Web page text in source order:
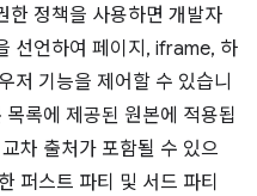
한 정책을 사용하면 개발자
선언하여 페이지, iframe, 하
저 기능을 제어할 수 있습니
록에 제공된 원본에 적용됩
차 출처가 포함될 수 있으
퍼스트 파티 및 서드 파티